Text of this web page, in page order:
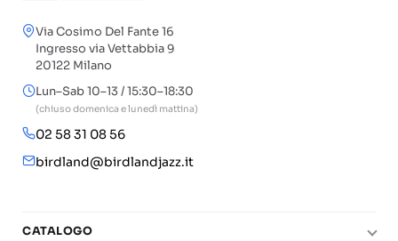
Via Cosimo Del Fante 16
Ingresso via Vettabbia 9
20122 Milano
Lun–Sab 10–13 / 15:30–18:30
(chiuso domenica e lunedì mattina)
02 58 31 08 56
birdland@birdlandjazz.it
CATALOGO